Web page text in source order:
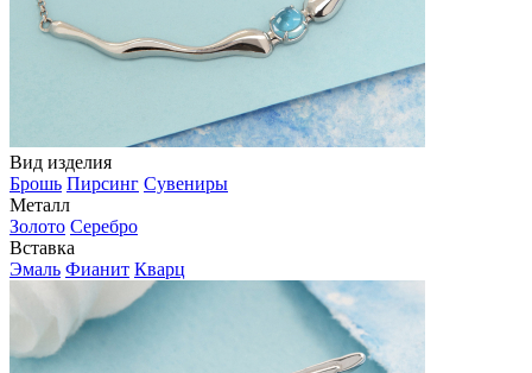
Вид изделия
Брошь Пирсинг Сувениры
Металл
Золото Серебро
Вставка
Эмаль Фианит Кварц